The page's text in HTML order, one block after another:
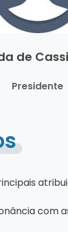
de
Presidente
com